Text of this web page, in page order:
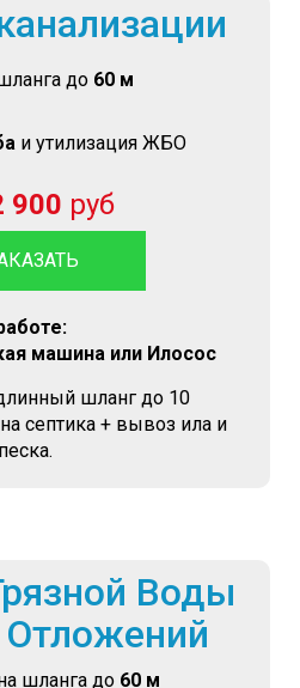
до 60 м
и утилизация ЖБО
900 руб
машина или Илосос
шланг до 10
септика + вывоз ила и
Воды
шланга до 60 м